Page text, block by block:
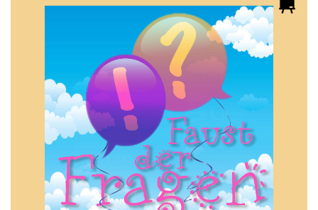
Faust der Fragen
... oder im Horizont der Kindheit!